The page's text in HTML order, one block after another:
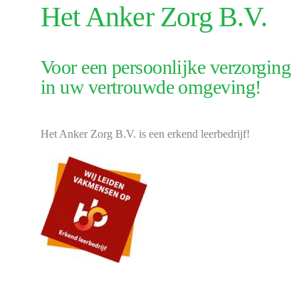
Het Anker Zorg B.V.
Voor een persoonlijke verzorging
in uw vertrouwde omgeving!
Het Anker Zorg B.V. is een erkend leerbedrijf!